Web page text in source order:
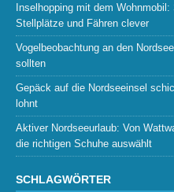
Inselhopping mit dem
Stellplätze und Fähren clever
Vogelbeobachtung an den
sollten
Gepäck auf die Nordseeinsel
lohnt
Aktiver Nordseeurlaub: Von
die richtigen Schuhe auswählt
SCHLAGWÖRTER